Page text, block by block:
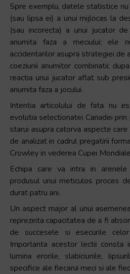
Spre exemplu, datele statistice nu
(sau lipsa ei) a unui mijlocas la
(sau incorecta) a unui jucator
anumita faza a meciului; ele
accidentarilor asupra strategiei de
coeziunii anumitor combinatii;
reactia unui jucator aflat sub
anumita faza a jocului.
Intentia articolului de fata nu
evolutia selectionatei Canadei
starui asupra catorva aspecte
de analizat in cadrul pregatirii
Crowley in vederea Cupei
Echipa care va intra in
produsul unui meticulos proces
durat patru ani.
Un aspect major al unui
reprezinta capacitatea de a fi
de succesele si esecurile
Importanta acestor lectii
lumina erorile, slabiciunile,
specifice ale fiecarui meci si ale